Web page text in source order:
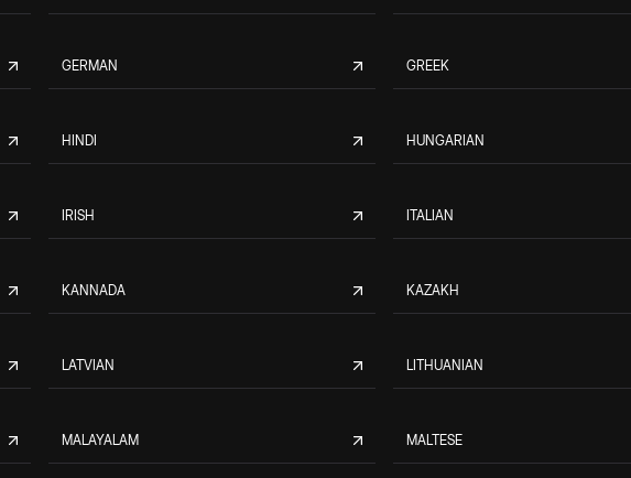
GERMAN GREEK
HINDI HUNGARIAN
IRISH ITALIAN
KANNADA KAZAKH
LATVIAN LITHUANIAN
MALAYALAM MALTESE